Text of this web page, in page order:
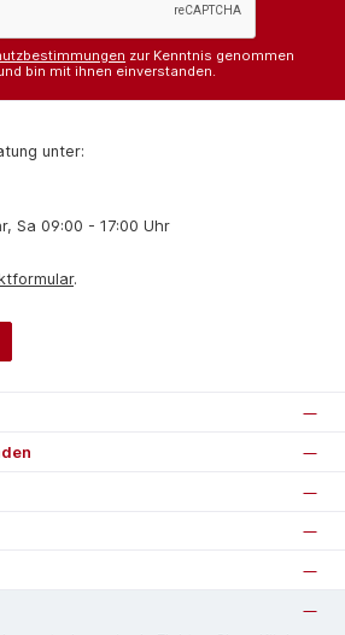
zur Kenntnis genommen
bin mit ihnen einverstanden.
unter:
Sa 09:00 - 17:00 Uhr
.